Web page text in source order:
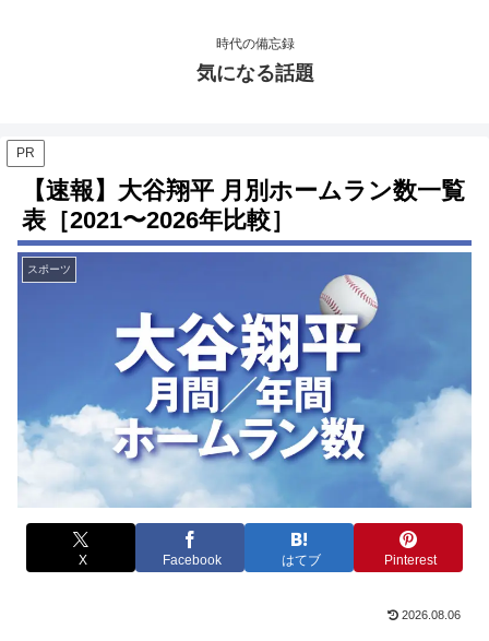
時代の備忘録
気になる話題
PR
【速報】大谷翔平 月別ホームラン数一覧
表［2021〜2026年比較］
スポーツ
X Facebook はてブ Pinterest
2026.08.06